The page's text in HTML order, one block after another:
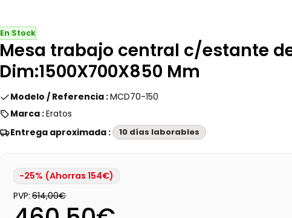
En Stock
Mesa trabajo central c/estante
Dim:1500X700X850 Mm
Modelo / Referencia :MCD70-150
Marca :Eratos
Entrega aproximada : 10 días laborables
-25% (Ahorras 154€)
PVP: 614,00€